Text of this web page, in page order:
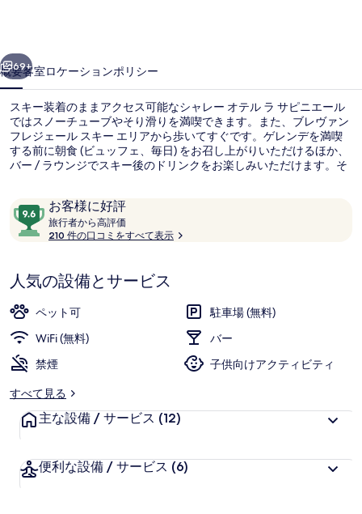
ラ
サ
ピ
ニ
エ
ル
写
ギ
ャ
ラ
リ
朝食 (ビュッフェ)、毎日提供 (有料)
次へ
69+
概要客室ロケーションポリシー
スキー装着のままアクセス可能なシャレー オテル ラ サピニエール
ではスノーチューブやそり滑りを満喫できます。また、ブレヴァン
フレジェール スキー エリアから歩いてすぐです。ゲレンデを満喫
する前に朝食 (ビュッフェ、毎日) をお召し上がりいただけるほか、
バー / ラウンジでスキー後のドリンクをお楽しみいただけます。そ
ッフを高く評価しています。
口
コ
ミ
お客様に好評
10
段
階
9.6、
お
客
に
好
件
の
ミ
旅行者から高評価
行
ら
210 件の口コミをすべて表示
人気の設備とサービス
ペット可
駐車場 (無料)
WiFi (無料)
バー
禁煙
子供向けアクティビティ
すべて見る
主な設備 / サービス (12)
便利な設備 / サービス (6)